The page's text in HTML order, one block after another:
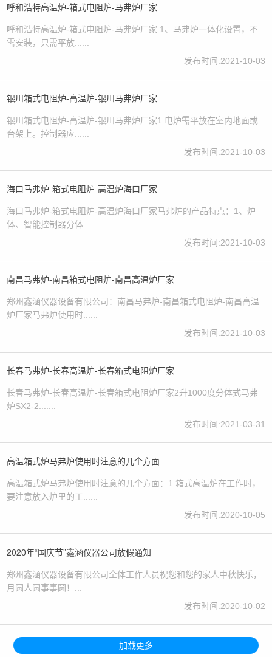
呼和浩特高温炉-箱式电阻炉-马弗炉厂家
呼和浩特高温炉-箱式电阻炉-马弗炉厂家 1、马弗炉一体化设置，不
需安装，只需平放......
发布时间:2021-10-03
银川箱式电阻炉-高温炉-银川马弗炉厂家
银川箱式电阻炉-高温炉-银川马弗炉厂家1.电炉需平放在室内地面或
台架上。控制器应......
发布时间:2021-10-03
海口马弗炉-箱式电阻炉-高温炉海口厂家
海口马弗炉-箱式电阻炉-高温炉海口厂家马弗炉的产品特点：1、炉
体、智能控制器分体......
发布时间:2021-10-03
南昌马弗炉-南昌箱式电阻炉-南昌高温炉厂家
郑州鑫涵仪器设备有限公司：南昌马弗炉-南昌箱式电阻炉-南昌高温
炉厂家马弗炉使用时......
发布时间:2021-10-03
长春马弗炉-长春高温炉-长春箱式电阻炉厂家
长春马弗炉-长春高温炉-长春箱式电阻炉厂家2升1000度分体式马弗
炉SX2-2.......
发布时间:2021-03-31
​高温箱式炉马弗炉使用时注意的几个方面
高温箱式炉马弗炉使用时注意的几个方面：1.箱式高温炉在工作时，
要注意放入炉里的工......
发布时间:2020-10-05
2020年“国庆节”鑫涵仪器公司放假通知
郑州鑫涵仪器设备有限公司全体工作人员祝您和您的家人中秋快乐，
月圆人圆事事圆！...
发布时间:2020-10-02
加载更多